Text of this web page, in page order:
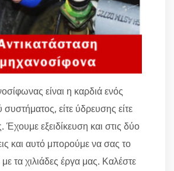
είναι η καρδιά ενός
είτε ύδρευσης είτε
Έχουμε εξειδίκευση και στις δύο
και αυτό μπορούμε να σας το
τα χιλιάδες έργα μας. Καλέστε